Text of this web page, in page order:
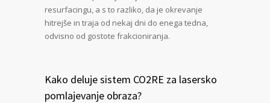
resurfacingu, a s to razliko, da je okrevanje
hitrejše in traja od nekaj dni do enega tedna,
odvisno od gostote frakcioniranja.
Kako deluje sistem CO2RE za lasersko
pomlajevanje obraza?